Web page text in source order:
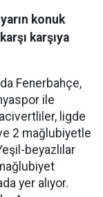
konuk
karşıya
Fenerbahçe,
ile
ligde
2 mağlubiyetle
beyazlılar
yer alıyor.